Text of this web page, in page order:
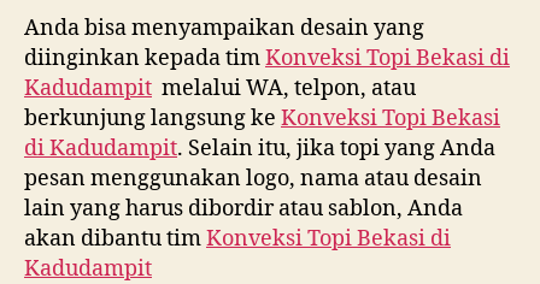
Anda bisa menyampaikan desain yang
diinginkan kepada timKonveksi Topi Bekasi di
Kadudampit melalui WA, telpon, atau
berkunjung langsung ke Konveksi Topi Bekasi
diKadudampit. Selain itu, jika topi yang Anda
pesan menggunakan logo, nama atau desain
lain yang harus dibordir atau sablon, Anda
akan dibantu timKonveksi Topi Bekasi di
Kadudampit